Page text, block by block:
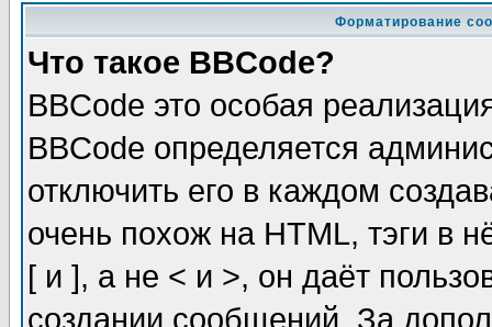
Форматирование
Что такое BBCode?
BBCode это особая
BBCode определяется
отключить его в каждом
очень похож на HTML, тэги в
[ и ], а не < и >, он даёт
создании сообщений. За